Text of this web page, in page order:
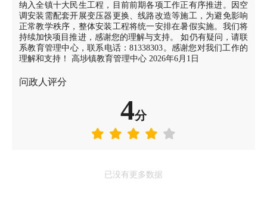
纳入全镇十大民生工程，目前前期各项工作正有序推进。因空
调安装需配套开展变压器更换、线路改造等施工，为避免影响
正常教学秩序，整体安装工程将统一安排在暑假实施。我们将
持续加快项目推进，感谢您的理解与支持。 如仍有疑问，请联
系教育管理中心，联系电话：81338303。感谢您对我们工作的
理解和支持！ 高埗镇教育管理中心 2026年6月1日
问政人评分
4分
已没有更多数据